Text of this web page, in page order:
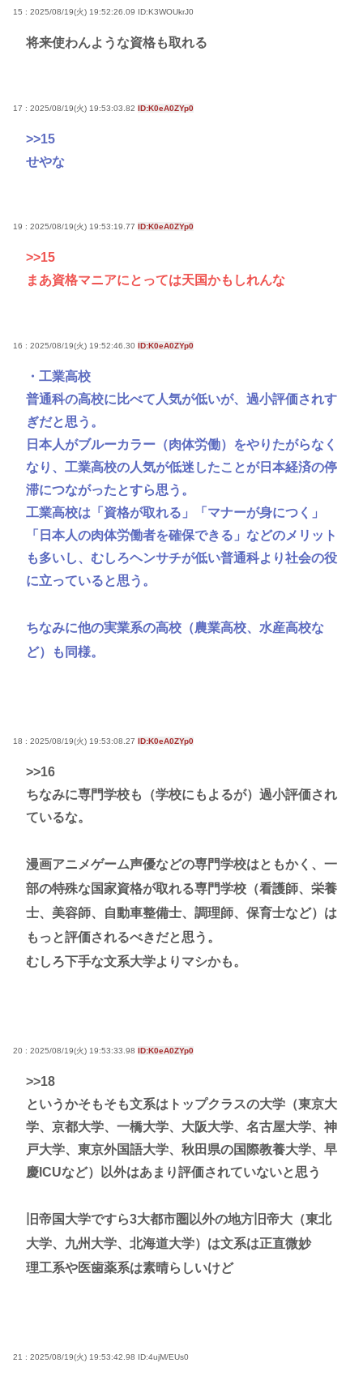
15 : 2025/08/19(火) 19:52:26.09 ID:K3WOUkrJ0
将来使わんような資格も取れる
17 : 2025/08/19(火) 19:53:03.82 ID:K0eA0ZYp0
>>15
せやな
19 : 2025/08/19(火) 19:53:19.77 ID:K0eA0ZYp0
>>15
まあ資格マニアにとっては天国かもしれんな
16 : 2025/08/19(火) 19:52:46.30 ID:K0eA0ZYp0
・工業高校
普通科の高校に比べて人気が低いが、過小評価されす
ぎだと思う。
日本人がブルーカラー（肉体労働）をやりたがらなく
なり、工業高校の人気が低迷したことが日本経済の停
滞につながったとすら思う。
工業高校は「資格が取れる」「マナーが身につく」
「日本人の肉体労働者を確保できる」などのメリット
も多いし、むしろヘンサチが低い普通科より社会の役
に立っていると思う。
ちなみに他の実業系の高校（農業高校、水産高校な
ど）も同様。
18 : 2025/08/19(火) 19:53:08.27 ID:K0eA0ZYp0
>>16
ちなみに専門学校も（学校にもよるが）過小評価され
ているな。
漫画アニメゲーム声優などの専門学校はともかく、一
部の特殊な国家資格が取れる専門学校（看護師、栄養
士、美容師、自動車整備士、調理師、保育士など）は
もっと評価されるべきだと思う。
むしろ下手な文系大学よりマシかも。
20 : 2025/08/19(火) 19:53:33.98 ID:K0eA0ZYp0
>>18
というかそもそも文系はトップクラスの大学（東京大
学、京都大学、一橋大学、大阪大学、名古屋大学、神
戸大学、東京外国語大学、秋田県の国際教養大学、早
慶ICUなど）以外はあまり評価されていないと思う
旧帝国大学ですら3大都市圏以外の地方旧帝大（東北
大学、九州大学、北海道大学）は文系は正直微妙
理工系や医歯薬系は素晴らしいけど
21 : 2025/08/19(火) 19:53:42.98 ID:4ujM/EUs0